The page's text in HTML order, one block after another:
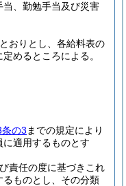
、勤勉手当及び災害
おりとし、各給料表の
めるところによる。
の3 までの規定により
適用するものとす
責任の度に基づきこれ
ものとし、その分類